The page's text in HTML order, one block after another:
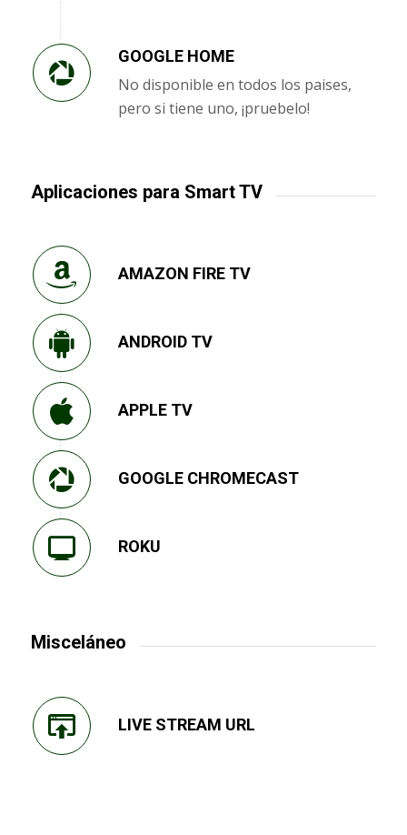
GOOGLE HOME
No disponible en todos los paises,
pero si tiene uno, ¡pruebelo!
Aplicaciones para Smart TV
AMAZON FIRE TV
ANDROID TV
APPLE TV
GOOGLE CHROMECAST
ROKU
Misceláneo
LIVE STREAM URL